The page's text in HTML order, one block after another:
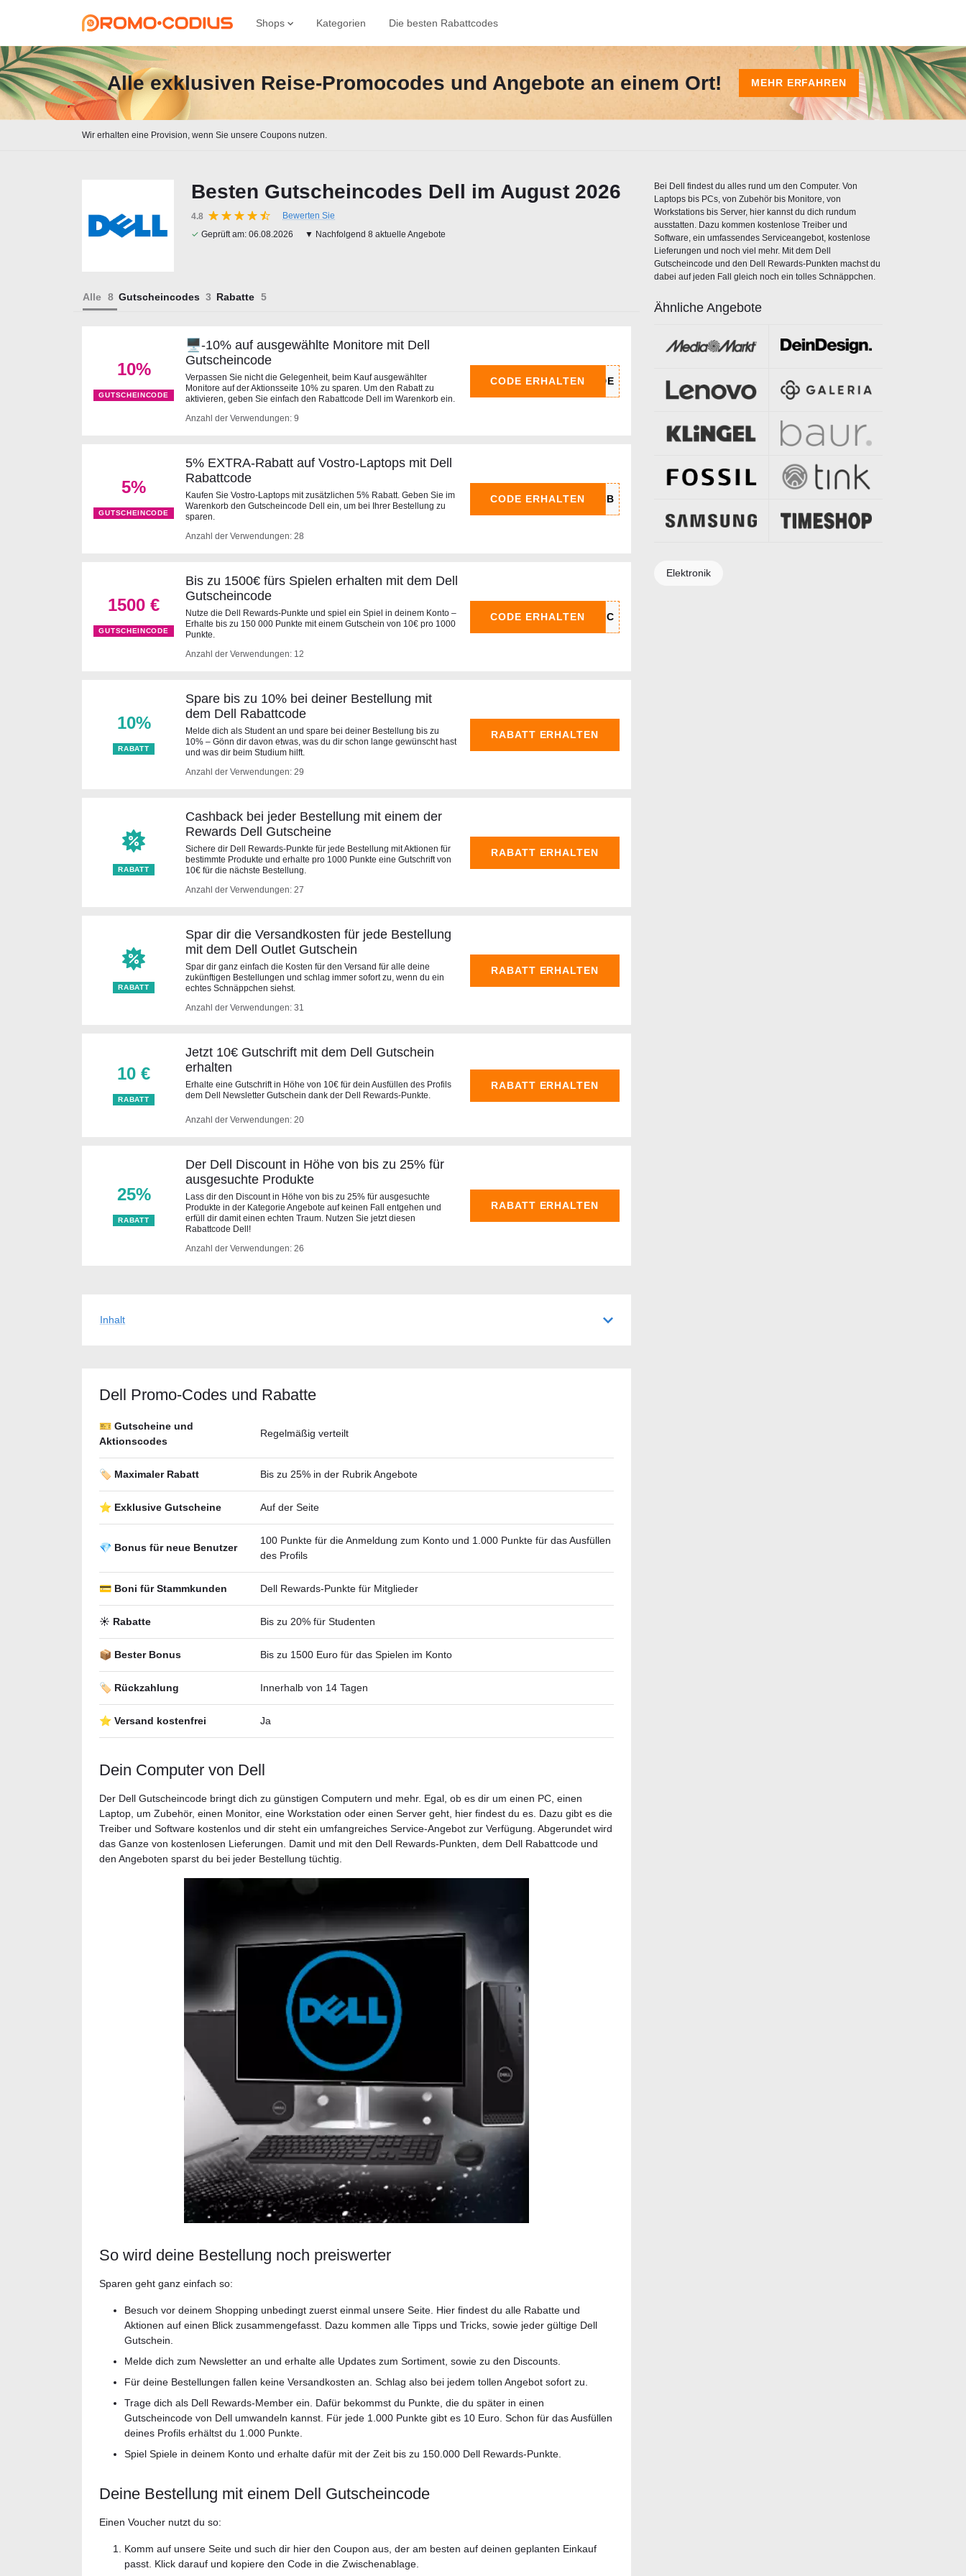
Shops Kategorien Die besten Rabattcodes
Alle exklusiven Reise-Promocodes und Angebote an einem Ort! MEHR ERFAHREN
Wir erhalten eine Provision, wenn Sie unsere Coupons nutzen.
Besten Gutscheincodes Dell im August 2026
4.8
Bewerten Sie
✓ Geprüft am: 06.08.2026 ▼ Nachfolgend 8 aktuelle Angebote
Alle Gutscheincodes Rabatte
10%
GUTSCHEINCODE
🖥-10% auf ausgewählte Monitore mit Dell
Gutscheincode
Verpassen Sie nicht die Gelegenheit, beim Kauf ausgewählter
Monitore auf der Aktionsseite 10% zu sparen. Um den Rabatt zu
aktivieren, geben Sie einfach den Rabattcode Dell im Warenkorb ein.
Anzahl der Verwendungen: 9
CODE ERHALTEN
5%
GUTSCHEINCODE
5% EXTRA-Rabatt auf Vostro-Laptops mit Dell
Rabattcode
Kaufen Sie Vostro-Laptops mit zusätzlichen 5% Rabatt. Geben Sie im
Warenkorb den Gutscheincode Dell ein, um bei Ihrer Bestellung zu
sparen.
Anzahl der Verwendungen: 28
CODE ERHALTEN
1500 €
GUTSCHEINCODE
Bis zu 1500€ fürs Spielen erhalten mit dem Dell
Gutscheincode
Nutze die Dell Rewards-Punkte und spiel ein Spiel in deinem Konto –
Erhalte bis zu 150 000 Punkte mit einem Gutschein von 10€ pro 1000
Punkte.
Anzahl der Verwendungen: 12
CODE ERHALTEN
10%
RABATT
Spare bis zu 10% bei deiner Bestellung mit
dem Dell Rabattcode
Melde dich als Student an und spare bei deiner Bestellung bis zu
10% – Gönn dir davon etwas, was du dir schon lange gewünscht hast
und was dir beim Studium hilft.
Anzahl der Verwendungen: 29
RABATT ERHALTEN
RABATT
Cashback bei jeder Bestellung mit einem der
Rewards Dell Gutscheine
Sichere dir Dell Rewards-Punkte für jede Bestellung mit Aktionen für
bestimmte Produkte und erhalte pro 1000 Punkte eine Gutschrift von
10€ für die nächste Bestellung.
Anzahl der Verwendungen: 27
RABATT ERHALTEN
RABATT
Spar dir die Versandkosten für jede Bestellung
mit dem Dell Outlet Gutschein
Spar dir ganz einfach die Kosten für den Versand für alle deine
zukünftigen Bestellungen und schlag immer sofort zu, wenn du ein
echtes Schnäppchen siehst.
Anzahl der Verwendungen: 31
RABATT ERHALTEN
10 €
RABATT
Jetzt 10€ Gutschrift mit dem Dell Gutschein
erhalten
Erhalte eine Gutschrift in Höhe von 10€ für dein Ausfüllen des Profils
dem Dell Newsletter Gutschein dank der Dell Rewards-Punkte.
Anzahl der Verwendungen: 20
RABATT ERHALTEN
25%
RABATT
Der Dell Discount in Höhe von bis zu 25% für
ausgesuchte Produkte
Lass dir den Discount in Höhe von bis zu 25% für ausgesuchte
Produkte in der Kategorie Angebote auf keinen Fall entgehen und
erfüll dir damit einen echten Traum. Nutzen Sie jetzt diesen
Rabattcode Dell!
Anzahl der Verwendungen: 26
RABATT ERHALTEN
Inhalt
Dell Promo-Codes und Rabatte
🎫 Gutscheine und
Aktionscodes
Regelmäßig verteilt
🏷️ Maximaler Rabatt Bis zu 25% in der Rubrik Angebote
⭐ Exklusive Gutscheine Auf der Seite
💎 Bonus für neue Benutzer
100 Punkte für die Anmeldung zum Konto und 1.000 Punkte für das Ausfüllen
des Profils
💳 Boni für Stammkunden Dell Rewards-Punkte für Mitglieder
☀️ Rabatte Bis zu 20% für Studenten
📦 Bester Bonus Bis zu 1500 Euro für das Spielen im Konto
🏷️ Rückzahlung Innerhalb von 14 Tagen
⭐ Versand kostenfrei Ja
Dein Computer von Dell
Der Dell Gutscheincode bringt dich zu günstigen Computern und mehr. Egal, ob es dir um einen PC, einen
Laptop, um Zubehör, einen Monitor, eine Workstation oder einen Server geht, hier findest du es. Dazu gibt es die
Treiber und Software kostenlos und dir steht ein umfangreiches Service-Angebot zur Verfügung. Abgerundet wird
das Ganze von kostenlosen Lieferungen. Damit und mit den Dell Rewards-Punkten, dem Dell Rabattcode und
den Angeboten sparst du bei jeder Bestellung tüchtig.
So wird deine Bestellung noch preiswerter
Sparen geht ganz einfach so:
Besuch vor deinem Shopping unbedingt zuerst einmal unsere Seite. Hier findest du alle Rabatte und
Aktionen auf einen Blick zusammengefasst. Dazu kommen alle Tipps und Tricks, sowie jeder gültige Dell
Gutschein.
Melde dich zum Newsletter an und erhalte alle Updates zum Sortiment, sowie zu den Discounts.
Für deine Bestellungen fallen keine Versandkosten an. Schlag also bei jedem tollen Angebot sofort zu.
Trage dich als Dell Rewards-Member ein. Dafür bekommst du Punkte, die du später in einen
Gutscheincode von Dell umwandeln kannst. Für jede 1.000 Punkte gibt es 10 Euro. Schon für das Ausfüllen
deines Profils erhältst du 1.000 Punkte.
Spiel Spiele in deinem Konto und erhalte dafür mit der Zeit bis zu 150.000 Dell Rewards-Punkte.
Deine Bestellung mit einem Dell Gutscheincode
Einen Voucher nutzt du so:
Komm auf unsere Seite und such dir hier den Coupon aus, der am besten auf deinen geplanten Einkauf
passt. Klick darauf und kopiere den Code in die Zwischenablage.
Bei Dell findest du alles rund um den Computer. Von
Laptops bis PCs, von Zubehör bis Monitore, von
Workstations bis Server, hier kannst du dich rundum
ausstatten. Dazu kommen kostenlose Treiber und
Software, ein umfassendes Serviceangebot, kostenlose
Lieferungen und noch viel mehr. Mit dem Dell
Gutscheincode und den Dell Rewards-Punkten machst du
dabei auf jeden Fall gleich noch ein tolles Schnäppchen.
Ähnliche Angebote
Elektronik